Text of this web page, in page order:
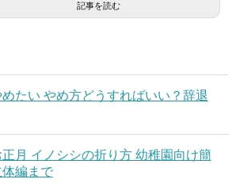
記事を読む
たい やめ方どうすればいい？辞退
月 イノシシの折り方 幼稚園向け簡
編まで